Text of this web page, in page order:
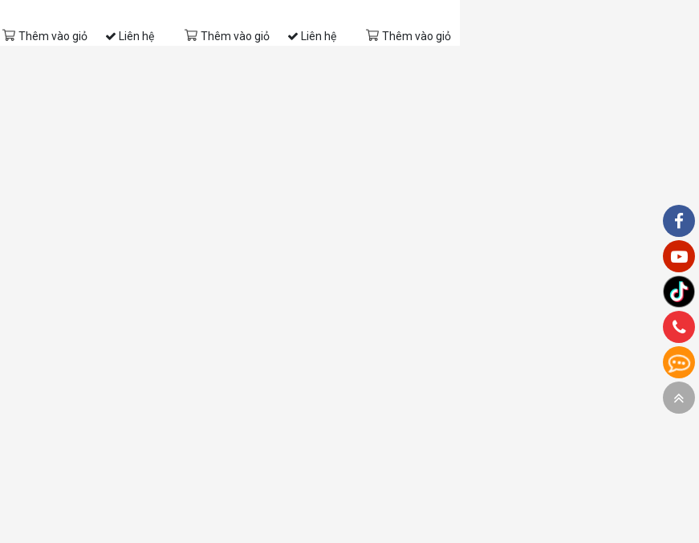
Thêm vào giỏ Liên hệ Thêm vào giỏ Liên hệ Thêm vào giỏ